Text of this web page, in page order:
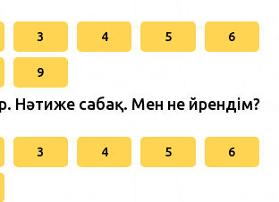
3 4 5 6
9
Нәтиже сабақ. Мен не үйрендім?
3 4 5 6